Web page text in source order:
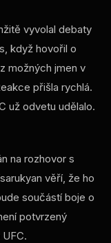
vyvolal debaty
když hovořil o
možných jmen v
přišla rychlá.
už odvetu udělalo.
na rozhovor s
věří, že ho
součástí boje o
potvrzený